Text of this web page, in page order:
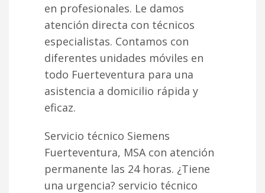
en profesionales. Le damos
atención directa con técnicos
especialistas. Contamos con
diferentes unidades móviles en
todo Fuerteventura para una
asistencia a domicilio rápida y
eficaz.
Servicio técnico Siemens
Fuerteventura, MSA con atención
permanente las 24 horas. ¿Tiene
una urgencia? servicio técnico